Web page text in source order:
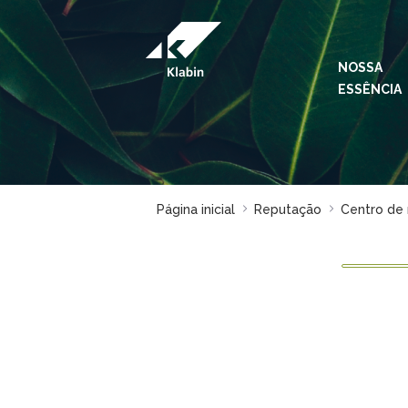
Pular para o Conteúdo principal
NOSSA
ESSÊNCIA
Página inicial Reputação Centro de